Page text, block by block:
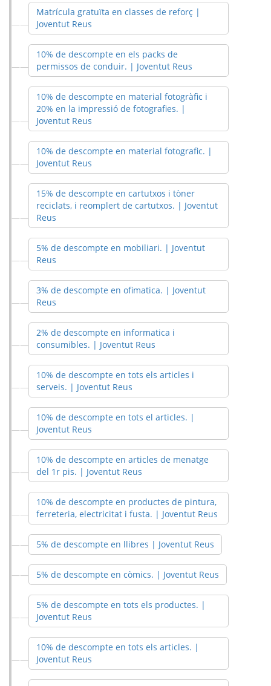
Matrícula gratuïta en classes de reforç |
Joventut Reus
10% de descompte en els packs de
permissos de conduir. | Joventut Reus
10% de descompte en material fotogràfic i
20% en la impressió de fotografies. |
Joventut Reus
10% de descompte en material fotografic. |
Joventut Reus
15% de descompte en cartutxos i tòner
reciclats, i reomplert de cartutxos. | Joventut
Reus
5% de descompte en mobiliari. | Joventut
Reus
3% de descompte en ofimatica. | Joventut
Reus
2% de descompte en informatica i
consumibles. | Joventut Reus
10% de descompte en tots els articles i
serveis. | Joventut Reus
10% de descompte en tots el articles. |
Joventut Reus
10% de descompte en articles de menatge
del 1r pis. | Joventut Reus
10% de descompte en productes de pintura,
ferreteria, electricitat i fusta. | Joventut Reus
5% de descompte en llibres | Joventut Reus
5% de descompte en còmics. | Joventut Reus
5% de descompte en tots els productes. |
Joventut Reus
10% de descompte en tots els articles. |
Joventut Reus